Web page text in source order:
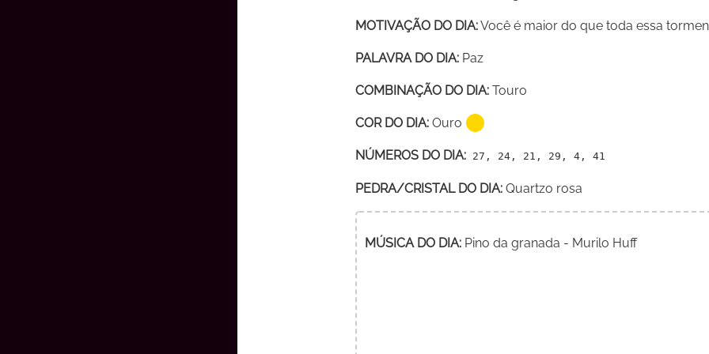
MOTIVAÇÃO DO DIA:Você é maior do que toda essa
PALAVRA DO DIA: Paz
COMBINAÇÃO DO DIA: Touro
COR DO DIA: Ouro
NÚMEROS DO DIA: 27, 24, 21, 29, 4, 41
PEDRA/CRISTAL DO DIA: Quartzo rosa
MÚSICA DO DIA: Pino da granada - Murilo Huff